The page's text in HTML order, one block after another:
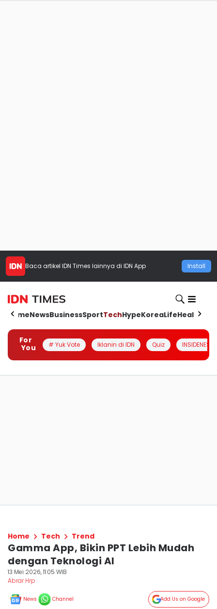
Baca artikel IDN Times lainnya di IDN App Install
HomeNewsBusinessSportTechHypeKoreaLifeHealth
For
You
# Yuk Vote Iklanin di IDN Quiz INSIDENESIA
Home Tech Trend
Gamma App, Bikin PPT Lebih Mudah
dengan Teknologi AI
13 Mei 2026, 11:05 WIB
Abrar Hrp
News Channel Add Us on Google